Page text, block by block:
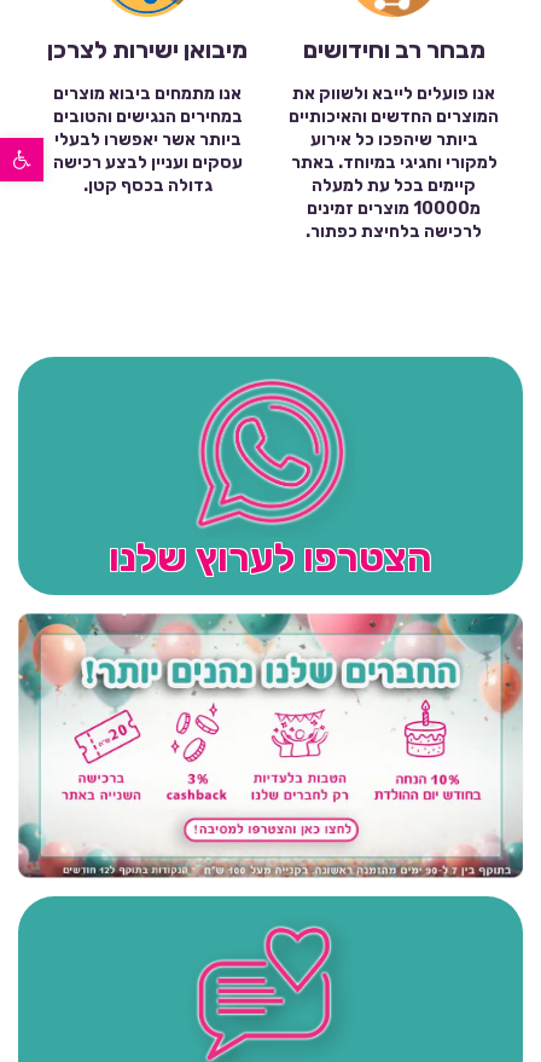
פתח סרגל נגישות
מבחר רב וחידושים
אנו פועלים לייבא ולשווק את
המוצרים החדשים והאיכותיים
ביותר שיהפכו כל אירוע
למקורי וחגיגי במיוחד. באתר
קיימים בכל עת למעלה
מ10000 מוצרים זמינים
לרכישה בלחיצת כפתור.
מיבואן ישירות לצרכן
אנו מתמחים ביבוא מוצרים
במחירים הנגישים והטובים
ביותר אשר יאפשרו לבעלי
עסקים ועניין לבצע רכישה
גדולה בכסף קטן.
הצטרפו לערוץ שלנו